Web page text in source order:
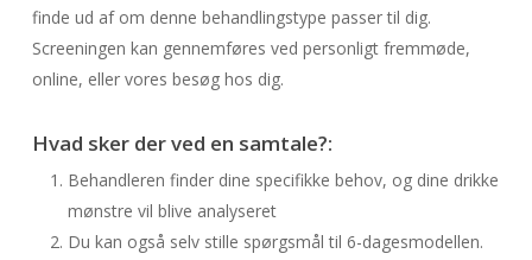
finde ud af om denne behandlingstype passer til dig.
Screeningen kan gennemføres ved personligt fremmøde,
online, eller vores besøg hos dig.
Hvad sker der ved en samtale?:
Behandleren finder dine specifikke behov, og dine drikke
mønstre vil blive analyseret
Du kan også selv stille spørgsmål til 6-dagesmodellen.